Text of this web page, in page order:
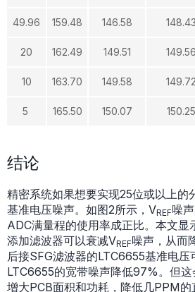
49.96 159.48 146.58 148.43
20 162.49 149.51 149.56
10 163.70 149.58 149.72
5 165.50 150.07 150.25
结论
精密系统如果想要实现25位或以上的
基准电压噪声。如图2所示，VREF噪
ADC满量程的使用率成正比。本文显
添加滤波器可以衰减VREF噪声，从而
后接SFG滤波器的LTC6655基准电压
LTC6655的宽带噪声降低97%。但这
增大PCB面积和功耗，降低几PPM